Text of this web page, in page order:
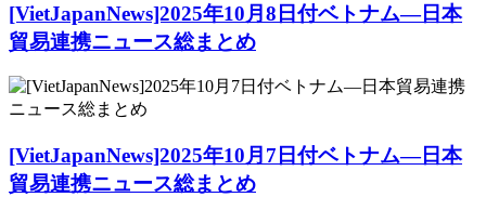
[VietJapanNews]2025年10月8日付ベトナム―日本
貿易連携ニュース総まとめ
[VietJapanNews]2025年10月7日付ベトナム―日本
貿易連携ニュース総まとめ